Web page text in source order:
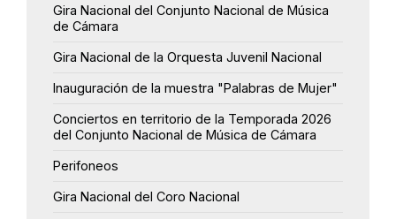
Gira Nacional del Conjunto Nacional de Música
de Cámara
Gira Nacional de la Orquesta Juvenil Nacional
Inauguración de la muestra "Palabras de Mujer"
Conciertos en territorio de la Temporada 2026
del Conjunto Nacional de Música de Cámara
Perifoneos
Gira Nacional del Coro Nacional